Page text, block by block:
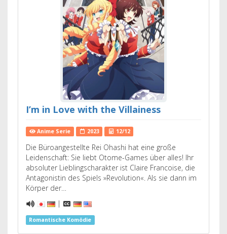
I’m in Love with the Villainess
Anime Serie 2023 12/12
Die Büroangestellte Rei Ohashi hat eine große
Leidenschaft: Sie liebt Otome-Games über alles! Ihr
absoluter Lieblingscharakter ist Claire Francoise, die
Antagonistin des Spiels »Revolution«. Als sie dann im
Körper der…
|
Romantische Komödie